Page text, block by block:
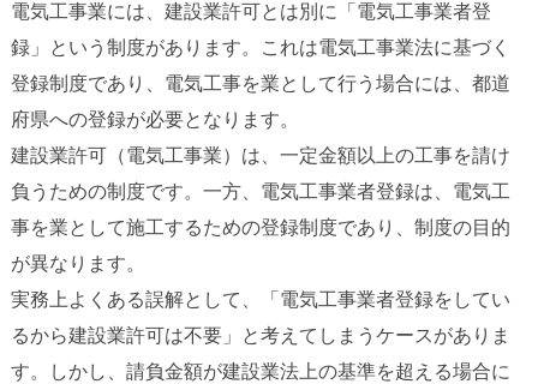
電気工事業には、建設業許可とは別に「電気工事業者登
録」という制度があります。これは電気工事業法に基づく
登録制度であり、電気工事を業として行う場合には、都道
府県への登録が必要となります。
建設業許可（電気工事業）は、一定金額以上の工事を請け
負うための制度です。一方、電気工事業者登録は、電気工
事を業として施工するための登録制度であり、制度の目的
が異なります。
実務上よくある誤解として、「電気工事業者登録をしてい
るから建設業許可は不要」と考えてしまうケースがありま
す。しかし、請負金額が建設業法上の基準を超える場合に